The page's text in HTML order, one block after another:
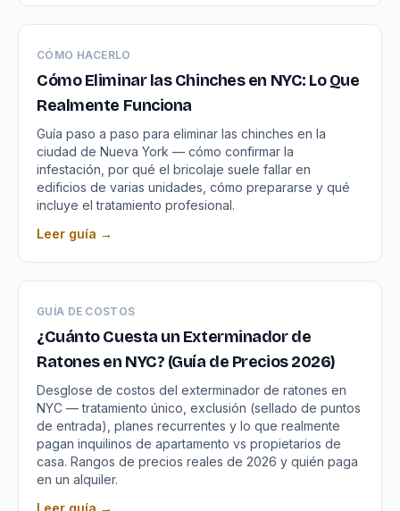
CÓMO HACERLO
Cómo Eliminar las Chinches en NYC: Lo Que
Realmente Funciona
Guía paso a paso para eliminar las chinches en la
ciudad de Nueva York — cómo confirmar la
infestación, por qué el bricolaje suele fallar en
edificios de varias unidades, cómo prepararse y qué
incluye el tratamiento profesional.
Leer guía →
GUÍA DE COSTOS
¿Cuánto Cuesta un Exterminador de
Ratones en NYC? (Guía de Precios 2026)
Desglose de costos del exterminador de ratones en
NYC — tratamiento único, exclusión (sellado de puntos
de entrada), planes recurrentes y lo que realmente
pagan inquilinos de apartamento vs propietarios de
casa. Rangos de precios reales de 2026 y quién paga
en un alquiler.
Leer guía →